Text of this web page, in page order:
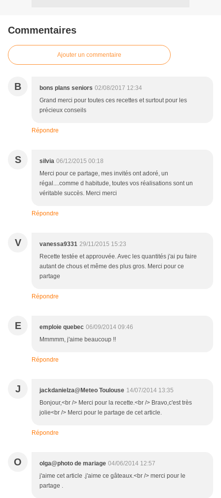
Commentaires
Ajouter un commentaire
B bons plans seniors 02/08/2017 12:34
Grand merci pour toutes ces recettes et surtout pour les
précieux conseils
Répondre
S silvia 06/12/2015 00:18
Merci pour ce partage, mes invités ont adoré, un
régal....comme d habitude, toutes vos réalisations sont un
véritable succès. Merci merci
Répondre
V vanessa9331 29/11/2015 15:23
Recette testée et approuvée. Avec les quantités j'ai pu faire
autant de chous et même des plus gros. Merci pour ce
partage
Répondre
E emploie quebec 06/09/2014 09:46
Mmmmm, j'aime beaucoup !!
Répondre
J jackdanielza@Meteo Toulouse 14/07/2014 13:35
Bonjour,<br /> Merci pour la recette.<br /> Bravo,c'est très
jolie<br /> Merci pour le partage de cet article.
Répondre
O olga@photo de mariage 04/06/2014 12:57
j'aime cet article .j'aime ce gâteaux.<br /> merci pour le
partage .